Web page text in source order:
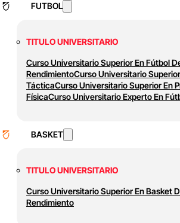
FUTBOL
TITULO UNIVERSITARIO
Curso Universitario Superior En Fútbol
RendimientoCurso Universitario
TácticaCurso Universitario Superior En
FísicaCurso Universitario Experto En
BASKET
TITULO UNIVERSITARIO
Curso Universitario Superior En Basket
Rendimiento